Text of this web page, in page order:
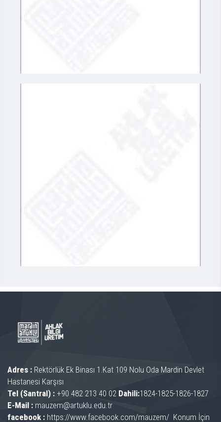
Adres : Rektörlük Ek Binası 1.Kat 109 Nolu Oda Mardin Devlet
Hastanesi Karşısı
Tel (Santral) : +90 482 213 40 02 Dahili:1824-1825-1826-1827
E-Mail : mauzem@artuklu.edu.tr
facebook : https://www.facebook.com/mauzem/ Konum İçin